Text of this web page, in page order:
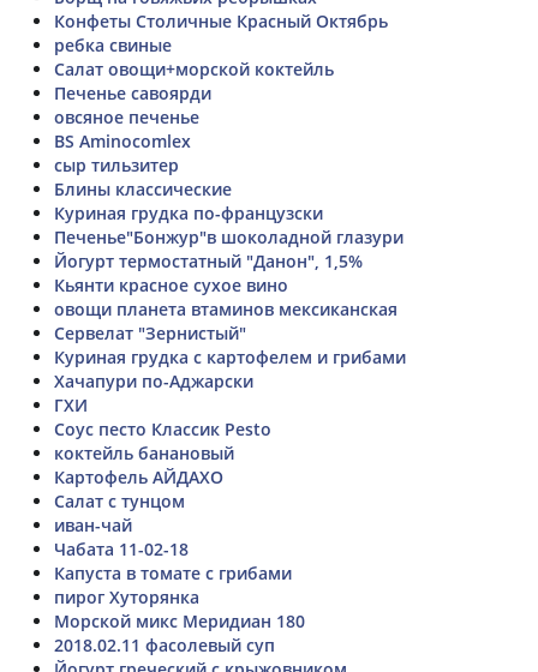
Конфеты Столичные Красный Октябрь
ребка свиные
Салат овощи+морской коктейль
Печенье савоярди
овсяное печенье
BS Aminocomlex
сыр тильзитер
Блины классические
Куриная грудка по-французски
Печенье"Бонжур"в шоколадной глазури
Йогурт термостатный "Данон", 1,5%
Кьянти красное сухое вино
овощи планета втаминов мексиканская
Сервелат "Зернистый"
Куриная грудка с картофелем и грибами
Хачапури по-Аджарски
ГХИ
Соус песто Классик Pesto
коктейль банановый
Картофель АЙДАХО
Салат с тунцом
иван-чай
Чабата 11-02-18
Капуста в томате с грибами
пирог Хуторянка
Морской микс Меридиан 180
2018.02.11 фасолевый суп